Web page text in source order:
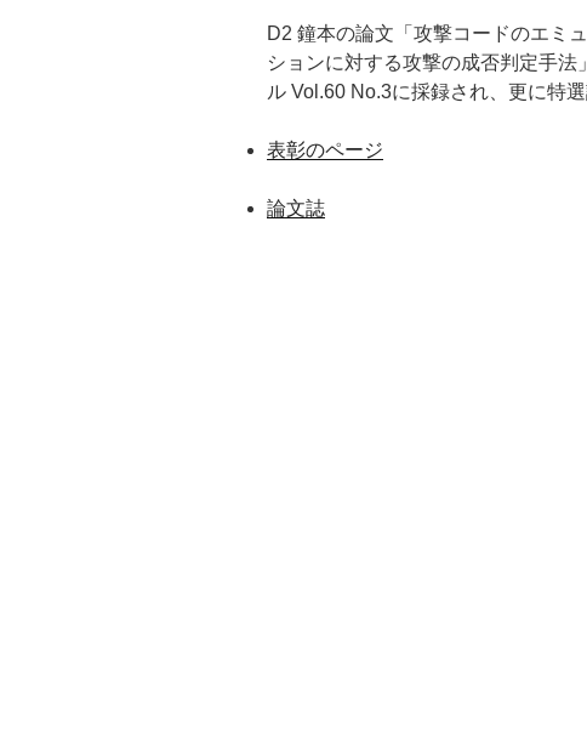
D2 鐘本の論文「攻撃コードのエミ
ションに対する攻撃の成否判定手
ル Vol.60 No.3に採録され、更に特
表彰のページ
論文誌